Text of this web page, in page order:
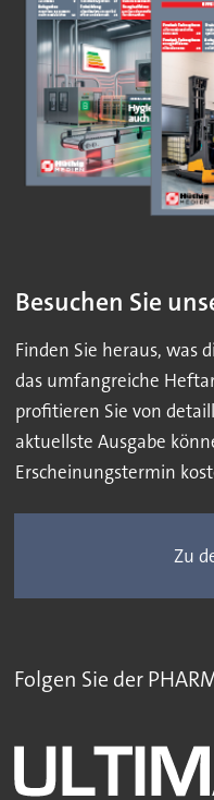
Besuchen Sie
Finden Sie heraus, was
das umfangreiche
profitieren Sie von
aktuellste Ausgabe
Erscheinungstermin
Zu
Folgen Sie der